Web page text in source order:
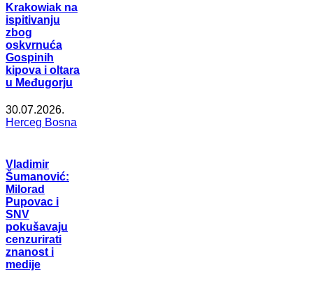
Krakowiak na
ispitivanju
zbog
oskvrnuća
Gospinih
kipova i oltara
u Međugorju
30.07.2026.
Herceg Bosna
Vladimir
Šumanović:
Milorad
Pupovac i
SNV
pokušavaju
cenzurirati
znanost i
medije